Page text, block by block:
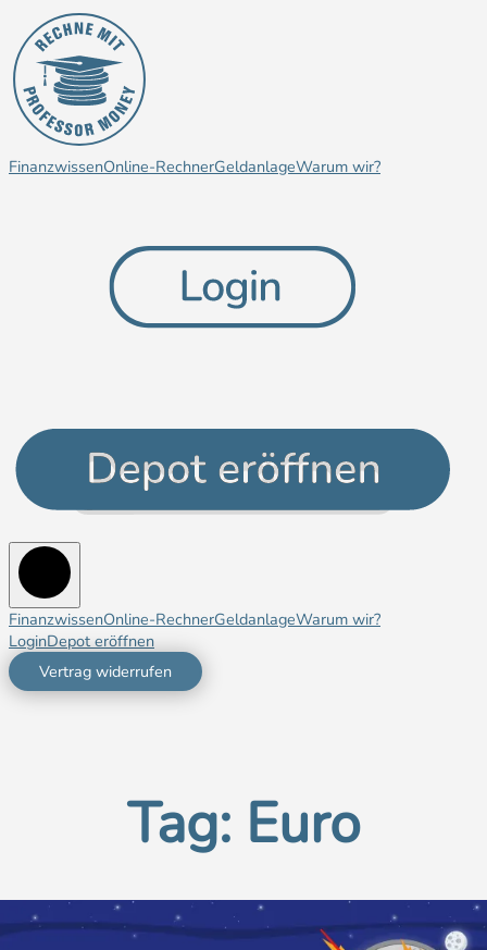
FinanzwissenOnline-RechnerGeldanlageWarum wir?
FinanzwissenOnline-RechnerGeldanlageWarum wir?
LoginDepot eröffnen
Vertrag widerrufen
Tag: Euro